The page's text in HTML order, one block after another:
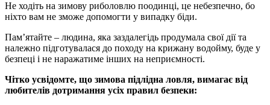
Не ходіть на зимову риболовлю поодинці, це небезпечно, бо
ніхто вам не зможе допомогти у випадку біди.
Пам’ятайте – людина, яка заздалегідь продумала свої дії та
належно підготувалася до походу на крижану водойму, буде у
безпеці і не наражатиме інших на неприємності.
Чітко усвідомте, що зимова підлідна ловля, вимагає від
любителів дотримання усіх правил безпеки: